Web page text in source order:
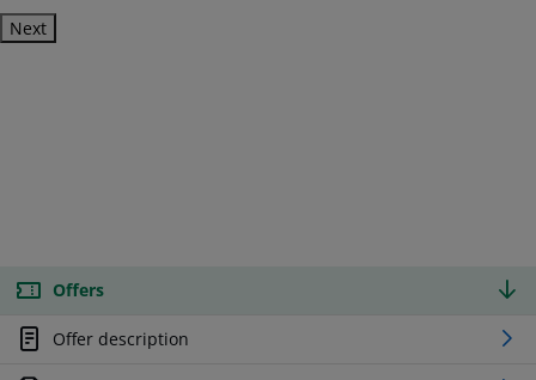
Next
Offers
Offer description